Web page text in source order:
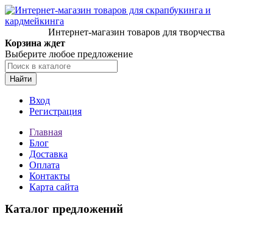
Интернет-магазин товаров для творчества
Корзина ждет
Выберите любое предложение
Найти
Вход
Регистрация
Главная
Блог
Доставка
Оплата
Контакты
Карта сайта
Каталог предложений